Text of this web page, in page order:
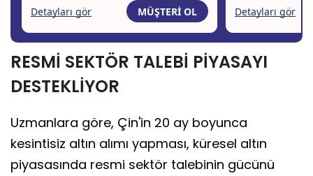
RESMİ SEKTÖR TALEBİ PİYASAYI
DESTEKLİYOR
Uzmanlara göre, Çin'in 20 ay boyunca
kesintisiz altın alımı yapması, küresel altın
piyasasında resmi sektör talebinin gücünü